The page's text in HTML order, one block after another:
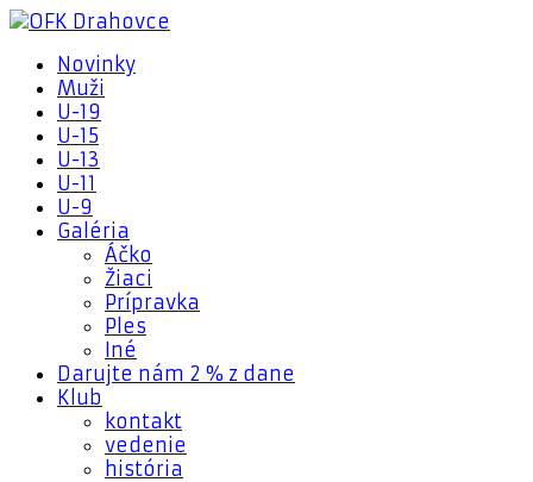
Novinky
Muži
U-19
U-15
U-13
U-11
U-9
Galéria
Áčko
Žiaci
Prípravka
Ples
Iné
Darujte nám 2 % z dane
Klub
kontakt
vedenie
história